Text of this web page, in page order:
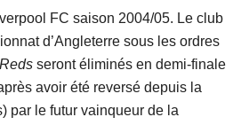
FC saison 2004/05. Le club
d’Angleterre sous les ordres
Reds seront éliminés en demi-finale
avoir été reversé depuis la
par le futur vainqueur de la